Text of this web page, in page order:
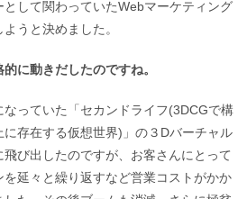
して関わっていたWebマーケティング
うと決めました。
に動きだしたのですね。
っていた「セカンドライフ(3DCGで構
存在する仮想世界)」の３Dバーチャル
び出したのですが、お客さんにとって
延々と繰り返すなど営業コストがかか